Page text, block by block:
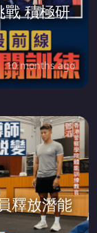
戰 積極研
10 months ago
釋放潛能